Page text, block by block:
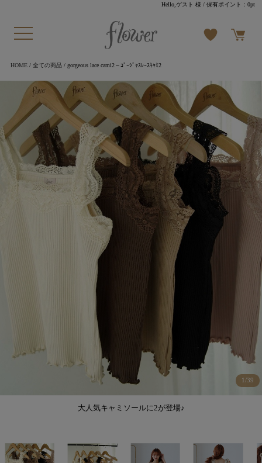
Hello,ゲスト 様 / 保有ポイント：0pt
HOME/ 全ての商品/ gorgeous lace cami2～ｺﾞｰｼﾞｬｽﾚｰｽｷｬﾐ2
大人気キャミソールに2が登場♪
1 /39